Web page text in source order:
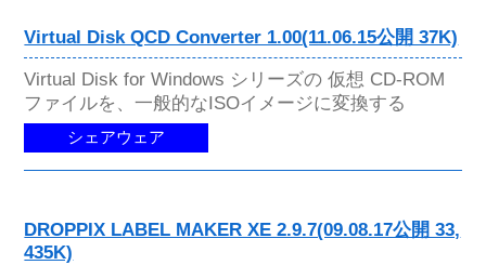
Virtual Disk QCD Converter 1.00(11.06.15公開 37K)
Virtual Disk for Windows シリーズの 仮想 CD-ROM
ファイルを、一般的なISOイメージに変換する
シェアウェア
DROPPIX LABEL MAKER XE 2.9.7(09.08.17公開 33,
435K)